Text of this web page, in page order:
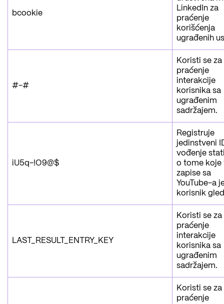
bcookie
LinkedIn za
praćenje
korišćenja
ugrađenih
#-#
Koristi se za
praćenje
interakcije
korisnika sa
ugrađenim
sadržajem.
iU5q-!O9@$
Registruje
jedinstveni
vođenje
o tome koje
zapise sa
YouTube-a
korisnik
LAST_RESULT_ENTRY_KEY
Koristi se za
praćenje
interakcije
korisnika sa
ugrađenim
sadržajem.
Koristi se za
praćenje